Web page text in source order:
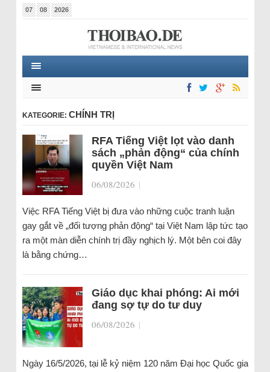
07 08 2026
KATEGORIE: CHÍNH TRỊ
RFA Tiếng Việt lọt vào danh
sách „phản động“ của chính
quyền Việt Nam
06/08/2026 |
Việc RFA Tiếng Việt bị đưa vào những cuộc tranh luận
gay gắt về „đối tượng phản động“ tại Việt Nam lập tức tạo
ra một màn diễn chính trị đầy nghịch lý. Một bên coi đây
là bằng chứng…
Giáo dục khai phóng: Ai mới
đang sợ tự do tư duy
06/08/2026 |
Ngày 16/5/2026, tại lễ kỷ niệm 120 năm Đại học Quốc gia